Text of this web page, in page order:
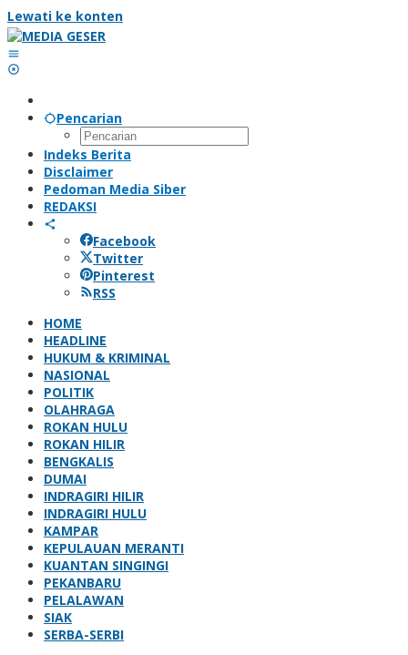
Lewati ke konten
Pencarian
Indeks Berita
Disclaimer
Pedoman Media Siber
REDAKSI
Facebook
Twitter
Pinterest
RSS
HOME
HEADLINE
HUKUM & KRIMINAL
NASIONAL
POLITIK
OLAHRAGA
ROKAN HULU
ROKAN HILIR
BENGKALIS
DUMAI
INDRAGIRI HILIR
INDRAGIRI HULU
KAMPAR
KEPULAUAN MERANTI
KUANTAN SINGINGI
PEKANBARU
PELALAWAN
SIAK
SERBA-SERBI